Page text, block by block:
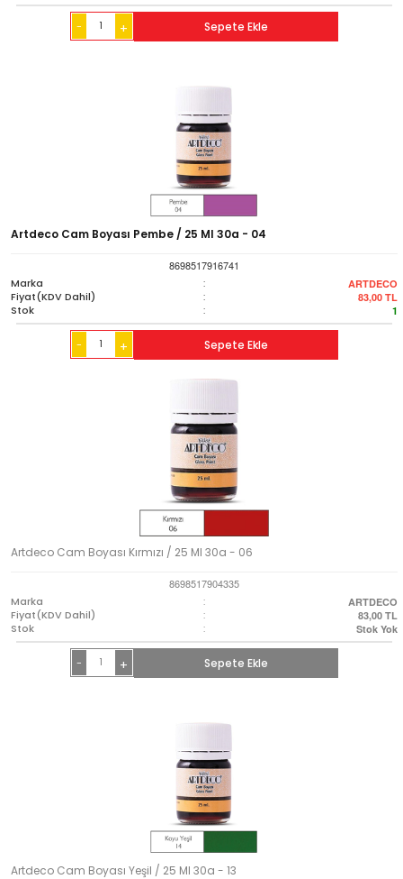
- + Sepete Ekle
Artdeco Cam Boyası Pembe / 25 Ml 30a - 04
8698517916741
Marka
: ARTDECO
Fiyat(KDV Dahil) : 83,00 TL
Stok : 1
- + Sepete Ekle
Artdeco Cam Boyası Kırmızı / 25 Ml 30a - 06
8698517904335
Marka
: ARTDECO
Fiyat(KDV Dahil) : 83,00 TL
Stok : Stok Yok
- + Sepete Ekle
Artdeco Cam Boyası Yeşil / 25 Ml 30a - 13